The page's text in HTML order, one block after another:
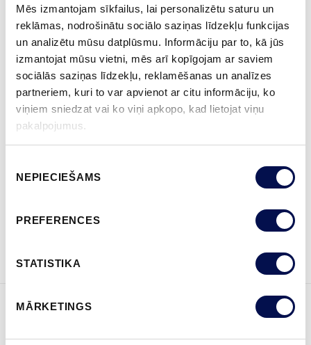
Mēs izmantojam sīkfailus, lai personalizētu saturu un
reklāmas, nodrošinātu sociālo saziņas līdzekļu funkcijas
un analizētu mūsu datplūsmu. Informāciju par to, kā jūs
izmantojat mūsu vietni, mēs arī kopīgojam ar saviem
sociālās saziņas līdzekļu, reklamēšanas un analīzes
partneriem, kuri to var apvienot ar citu informāciju, ko
viņiem sniedzat vai ko viņi apkopo, kad lietojat viņu
pakalpojumus.
izvēle
NEPIECIEŠAMS
PREFERENCES
STATISTIKA
MĀRKETINGS
VAIRĀK
IZMĒRS
KUR IEGĀDĀTIES